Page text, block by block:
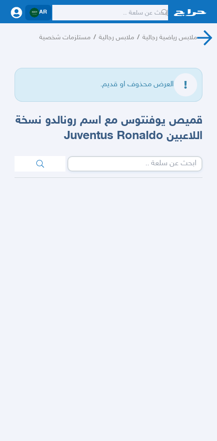
AR
ملابس رياضية رجالية / ملابس رجالية / مستلزمات شخصية
العرض محذوف او قديم.
قميص يوفنتوس مع اسم رونالدو نسخة
اللاعبين Juventus Ronaldo